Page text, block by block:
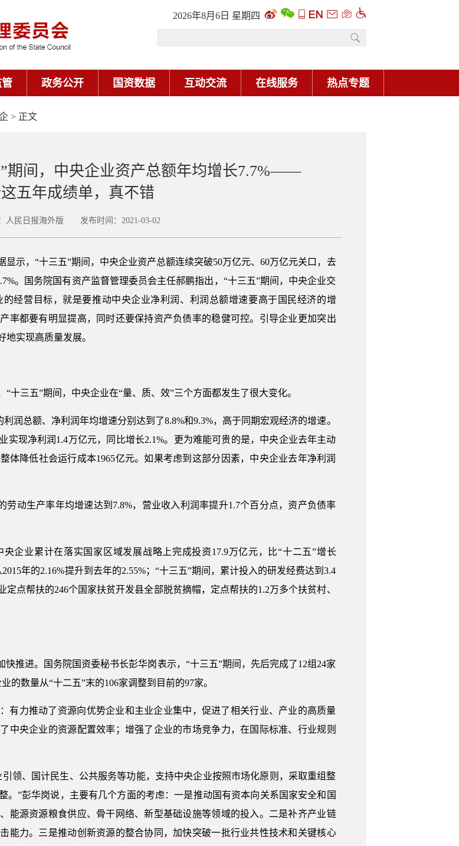
> 正文
期间，中央企业资产总额年均增长7.7%——
五年成绩单，真不错
人民日报海外版 发布时间：2021-03-02
示，“十三五”期间，中央企业资产总额连续突破50万亿元、60万亿元关口，去
。国务院国有资产监督管理委员会主任郝鹏指出，“十三五”期间，中央企业交
经营目标，就是要推动中央企业净利润、利润总额增速要高于国民经济的增
率都要有明显提高，同时还要保持资产负债率的稳健可控。引导企业更加突出
实现高质量发展。
十三五”期间，中央企业在“量、质、效”三个方面都发生了很大变化。
润总额、净利润年均增速分别达到了8.8%和9.3%，高于同期宏观经济的增速。
实现净利润1.4万亿元，同比增长2.1%。更为难能可贵的是，中央企业去年主动
体降低社会运行成本1965亿元。如果考虑到这部分因素，中央企业去年净利润
劳动生产率年均增速达到7.8%，营业收入利润率提升1.7个百分点，资产负债率
企业累计在落实国家区域发展战略上完成投资17.9万亿元，比“十二五”增长
年的2.16%提升到去年的2.55%；“十三五”期间，累计投入的研发经费达到3.4
点帮扶的246个国家扶贫开发县全部脱贫摘帽，定点帮扶的1.2万多个扶贫村、
推进。国务院国资委秘书长彭华岗表示，“十三五”期间，先后完成了12组24家
的数量从“十二五”末的106家调整到目前的97家。
有力推动了资源向优势企业和主业企业集中，促进了相关行业、产业的高质量
中央企业的资源配置效率；增强了企业的市场竞争力，在国际标准、行业规则
领、国计民生、公共服务等功能，支持中央企业按照市场化原则，采取重组整
。”彭华岗说，主要有几个方面的考虑：一是推动国有资本向关系国家安全和国
能源资源粮食供应、骨干网络、新型基础设施等领域的投入。二是补齐产业链
能力。三是推动创新资源的整合协同，加快突破一批行业共性技术和关键核心